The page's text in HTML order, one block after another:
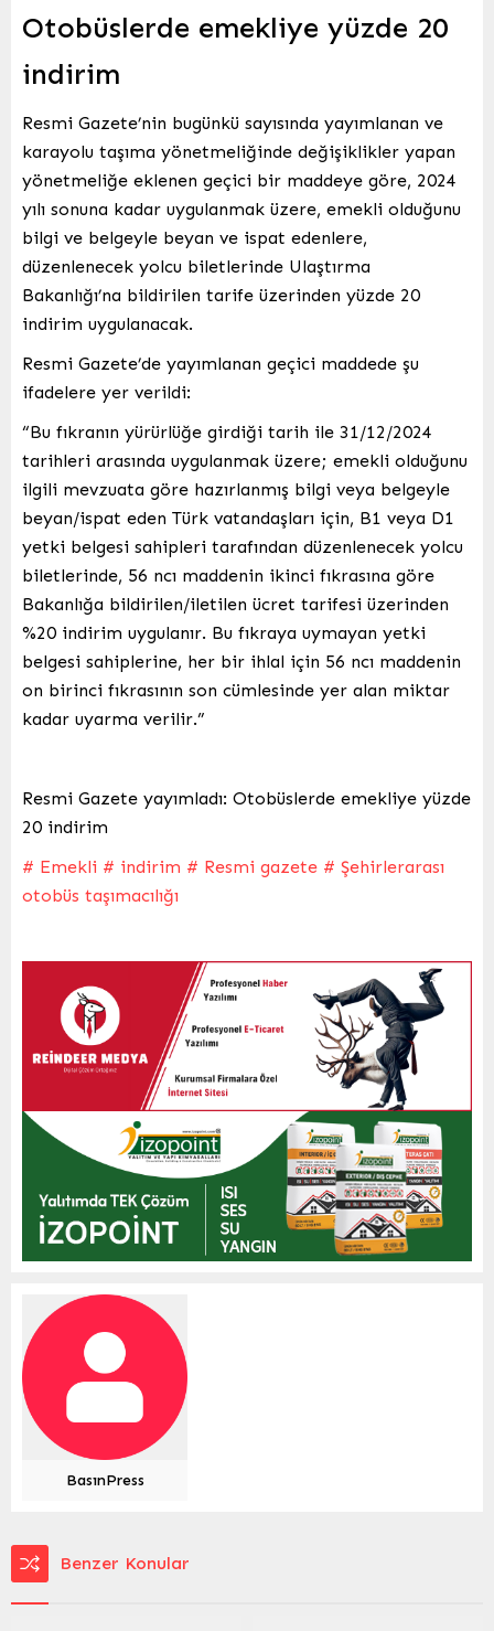
Otobüslerde emekliye yüzde 20
indirim
Resmi Gazete’nin bugünkü sayısında yayımlanan ve
karayolu taşıma yönetmeliğinde değişiklikler yapan
yönetmeliğe eklenen geçici bir maddeye göre, 2024
yılı sonuna kadar uygulanmak üzere, emekli olduğunu
bilgi ve belgeyle beyan ve ispat edenlere,
düzenlenecek yolcu biletlerinde Ulaştırma
Bakanlığı’na bildirilen tarife üzerinden yüzde 20
indirim uygulanacak.
Resmi Gazete’de yayımlanan geçici maddede şu
ifadelere yer verildi:
“Bu fıkranın yürürlüğe girdiği tarih ile 31/12/2024
tarihleri arasında uygulanmak üzere; emekli olduğunu
ilgili mevzuata göre hazırlanmış bilgi veya belgeyle
beyan/ispat eden Türk vatandaşları için, B1 veya D1
yetki belgesi sahipleri tarafından düzenlenecek yolcu
biletlerinde, 56 ncı maddenin ikinci fıkrasına göre
Bakanlığa bildirilen/iletilen ücret tarifesi üzerinden
%20 indirim uygulanır. Bu fıkraya uymayan yetki
belgesi sahiplerine, her bir ihlal için 56 ncı maddenin
on birinci fıkrasının son cümlesinde yer alan miktar
kadar uyarma verilir.”
Resmi Gazete yayımladı: Otobüslerde emekliye yüzde
20 indirim
# Emekli # indirim # Resmi gazete # Şehirlerarası
otobüs taşımacılığı
BasınPress
Benzer Konular